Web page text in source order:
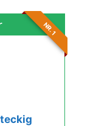
NR. 1